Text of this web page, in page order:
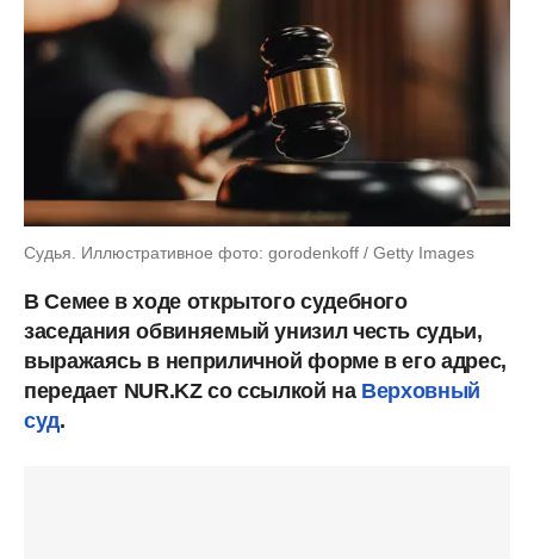
Судья. Иллюстративное фото: gorodenkoff / Getty Images
В Семее в ходе открытого судебного
заседания обвиняемый унизил честь судьи,
выражаясь в неприличной форме в его адрес,
передает NUR.KZ со ссылкой на Верховный
суд.